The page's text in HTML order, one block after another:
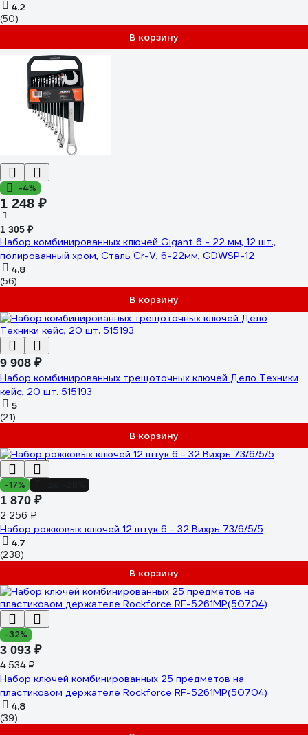
4.2
(50)
В корзину
-4%
1 248 ₽
1 305 ₽
Набор комбинированных ключей Gigant 6 - 22 мм, 12 шт.,
полированный хром, Сталь Cr-V, 6-22мм, GDWSP-12
4.8
(56)
В корзину
9 908 ₽
Набор комбинированных трещоточных ключей Дело Техники
кейс, 20 шт. 515193
5
(21)
В корзину
-17%
1 870 ₽
2 256 ₽
Набор рожковых ключей 12 штук 6 - 32 Вихрь 73/6/5/5
4.7
(238)
В корзину
-32%
3 093 ₽
4 534 ₽
Набор ключей комбинированных 25 предметов на
пластиковом держателе Rockforce RF-5261MP(50704)
4.8
(39)